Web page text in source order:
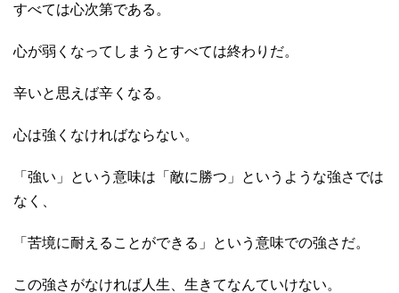
すべては心次第である。
心が弱くなってしまうとすべては終わりだ。
辛いと思えば辛くなる。
心は強くなければならない。
「強い」という意味は「敵に勝つ」というような強さでは
なく、
「苦境に耐えることができる」という意味での強さだ。
この強さがなければ人生、生きてなんていけない。